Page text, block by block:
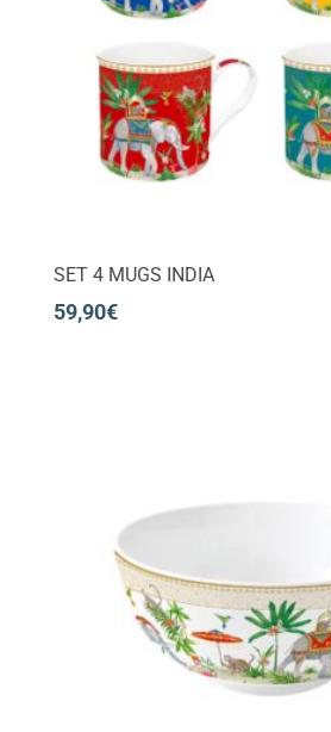
SET 4 MUGS INDIA
59,90€